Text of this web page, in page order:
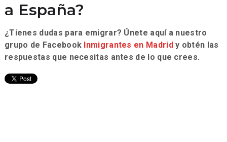
a España?
¿Tienes dudas para emigrar? Únete aquí a nuestro
grupo de Facebook Inmigrantes en Madrid y obtén las
respuestas que necesitas antes de lo que crees.